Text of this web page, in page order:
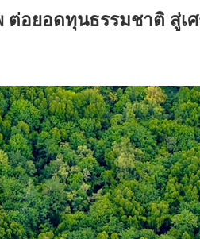
34.00 มองเฟดคงดอกเบี้ย
อยอดทุนธรรมชาติ สู่เ